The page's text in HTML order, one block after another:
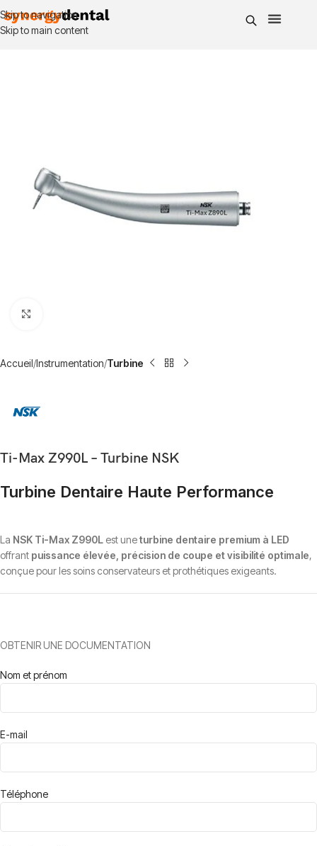
Skip to navigation
Skip to main content
Accueil Instrumentation Turbine
Ti-Max Z990L – Turbine NSK
Turbine Dentaire Haute Performance
La NSK Ti-Max Z990L est uneturbine dentaire premium à LED
offrant puissance élevée, précision de coupe et visibilité optimale,
conçue pour les soins conservateurs et prothétiques exigeants.
OBTENIR UNE DOCUMENTATION
Nom et prénom
E-mail
Téléphone